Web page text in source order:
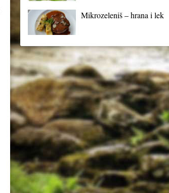
Mikrozeleniš – hrana i lek